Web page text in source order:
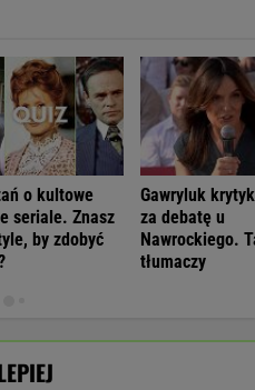
o kultowe
seriale. Znasz
by zdobyć
Gawryluk
za debatę u
Nawrockiego.
tłumaczy